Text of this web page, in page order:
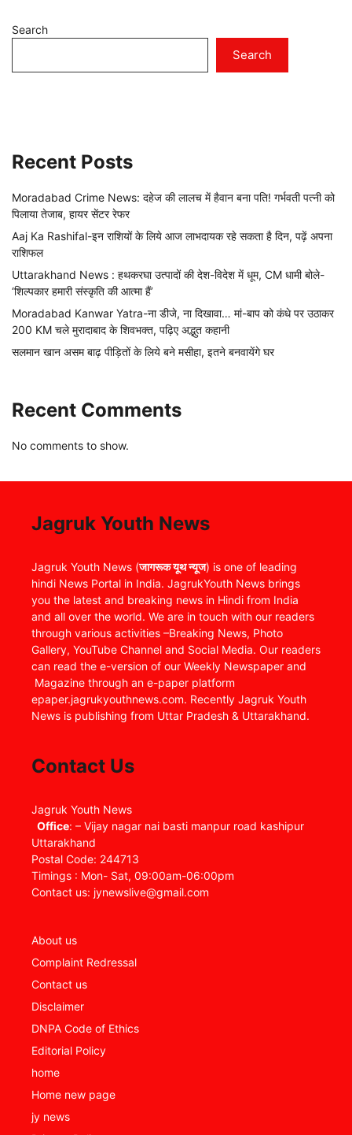
Search
Search
Recent Posts
Moradabad Crime News: दहेज की लालच में हैवान बना पति! गर्भवती पत्नी को
पिलाया तेजाब, हायर सेंटर रेफर
Aaj Ka Rashifal-इन राशियों के लिये आज लाभदायक रहे सकता है दिन, पढ़ें अपना
राशिफल
Uttarakhand News : हथकरघा उत्पादों की देश-विदेश में धूम, CM धामी बोले-
‘शिल्पकार हमारी संस्कृति की आत्मा हैं’
Moradabad Kanwar Yatra-ना डीजे, ना दिखावा… मां-बाप को कंधे पर उठाकर
200 KM चले मुरादाबाद के शिवभक्त, पढ़िए अद्भुत कहानी
सलमान खान असम बाढ़ पीड़ितों के लिये बने मसीहा, इतने बनवायेंगे घर
Recent Comments
No comments to show.
Jagruk Youth News
Jagruk Youth News (जागरूक यूथ न्यूज) is one of leading
hindi News Portal in India. JagrukYouth News brings
you the latest and breaking news in Hindi from India
and all over the world. We are in touch with our readers
through various activities –Breaking News, Photo
Gallery, YouTube Channel and Social Media. Our readers
can read the e-version of our Weekly Newspaper and
Magazine through an e-paper platform
epaper.jagrukyouthnews.com. Recently Jagruk Youth
News is publishing from Uttar Pradesh & Uttarakhand.
Contact Us
Jagruk Youth News
Office: – Vijay nagar nai basti manpur road kashipur
Uttarakhand
Postal Code: 244713
Timings : Mon- Sat, 09:00am-06:00pm
Contact us: jynewslive@gmail.com
About us
Complaint Redressal
Contact us
Disclaimer
DNPA Code of Ethics
Editorial Policy
home
Home new page
jy news